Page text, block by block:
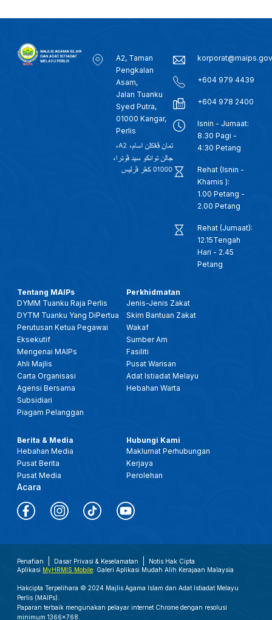
A2, Taman
Pengkalan
Asam,
Jalan Tuanku
Syed Putra,
01000 Kangar,
Perlis
+604 979 4439
+604 978 2400
Isnin - Jumaat:
8.30 Pagi -
4:30 Petang
Rehat (Isnin -
Khamis ):
1.00 Petang -
2.00 Petang
Rehat (Jumaat):
12.15Tengah
Hari - 2.45
Petang
Tentang MAIPs
DYMM Tuanku Raja Perlis
DYTM Tuanku Yang DiPertua
Perutusan Ketua Pegawai
Eksekutif
Mengenai MAIPs
Ahli Majlis
Carta Organisasi
Agensi Bersama
Subsidiari
Piagam Pelanggan
Perkhidmatan
Jenis-Jenis Zakat
Skim Bantuan Zakat
Wakaf
Sumber Am
Fasiliti
Pusat Warisan
Adat Istiadat Melayu
Hebahan Warta
Berita & Media
Hebahan Media
Pusat Berita
Pusat Media
Acara
Hubungi Kami
Maklumat Perhubungan
Kerjaya
Perolehan
Penafian Dasar Privasi & Keselamatan
Notis Hak Cipta
Aplikasi MyHRMIS Mobile: Galeri Aplikasi Mudah Alih Kerajaan Malaysia
Hakcipta Terpelihara © 2024 Majlis Agama Islam dan Adat Istiadat Melayu
Perlis (MAIPs).
Paparan terbaik mengunakan pelayar internet Chrome dengan resolusi
minimum 1366x768.